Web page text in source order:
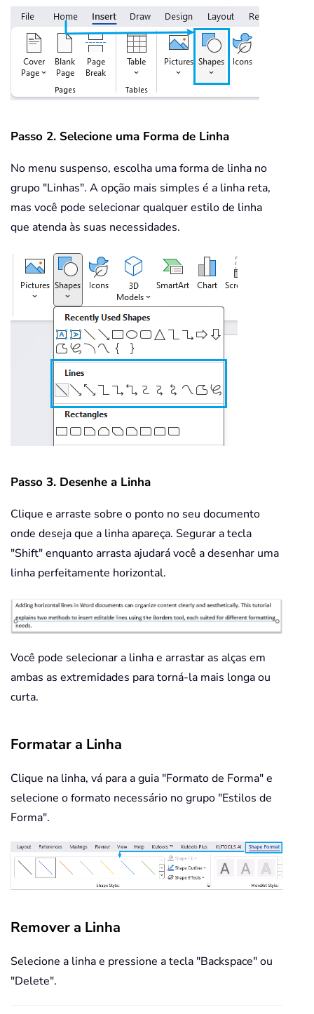
Passo 2. Selecione uma Forma de Linha
No menu suspenso, escolha uma forma de linha no
grupo "Linhas". A opção mais simples é a linha reta,
mas você pode selecionar qualquer estilo de linha
que atenda às suas necessidades.
Passo 3. Desenhe a Linha
Clique e arraste sobre o ponto no seu documento
onde deseja que a linha apareça. Segurar a tecla
"Shift" enquanto arrasta ajudará você a desenhar uma
linha perfeitamente horizontal.
Você pode selecionar a linha e arrastar as alças em
ambas as extremidades para torná-la mais longa ou
curta.
Formatar a Linha
Clique na linha, vá para a guia "Formato de Forma" e
selecione o formato necessário no grupo "Estilos de
Forma".
Remover a Linha
Selecione a linha e pressione a tecla "Backspace" ou
"Delete".